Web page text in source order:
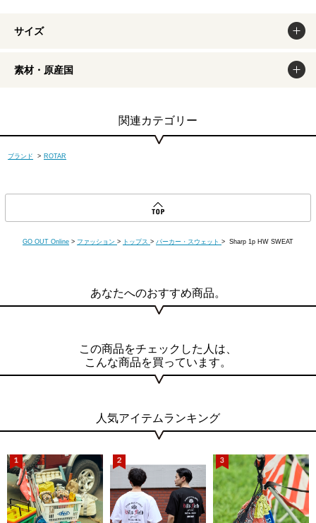
ィスプレイの性質上、実際の色と異なって見える場合がございま
すので予めご了承ください。
サイズ
素材・原産国
関連カテゴリー
ブランド > ROTAR
GO OUT Online > ファッション > トップス > パーカー・スウェット > Sharp 1p HW SWEAT
あなたへのおすすめ商品。
この商品をチェックした人は、
こんな商品を買っています。
人気アイテムランキング